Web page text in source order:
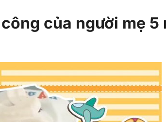
của người mẹ 5